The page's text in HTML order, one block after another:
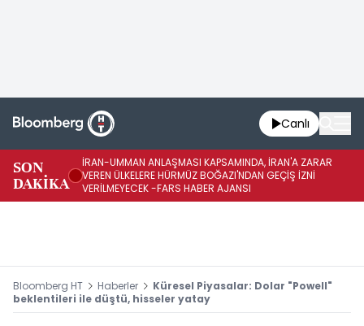
Canlı
SON
DAKİKA
İRAN-UMMAN ANLAŞMASI KAPSAMINDA, İRAN'A ZARAR
VEREN ÜLKELERE HÜRMÜZ BOĞAZI'NDAN GEÇİŞ İZNİ
VERİLMEYECEK -FARS HABER AJANSI
Bloomberg HT Haberler
Küresel Piyasalar: Dolar "Powell"
beklentileri ile düştü, hisseler yatay